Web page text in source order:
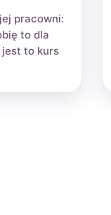
pracowni:
to dla
to kurs